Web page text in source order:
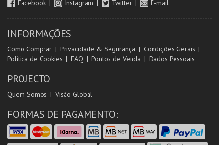
Facebook Instagram Twitter E-mail
INFORMAÇÕES
Como Comprar Privacidade & Segurança
Condições Gerais
Política de Cookies
FAQ Pontos de Venda Dados Pessoais
PROJECTO
Quem Somos Visão Global
FORMAS DE PAGAMENTO: